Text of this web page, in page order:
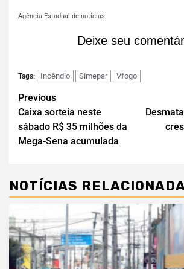
Agência Estadual de notícias
Deixe seu
Tags: Incêndio Simepar Vfogo
Previous
Caixa sorteia neste
sábado R$ 35 milhões da
Mega-Sena acumulada
NOTÍCIAS